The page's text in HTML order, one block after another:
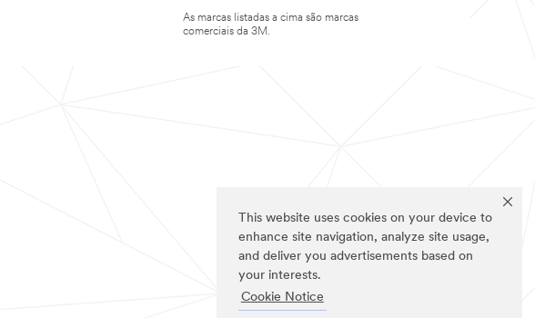
This website uses cookies on your device to
enhance site navigation, analyze site usage,
and deliver you advertisements based on
your interests.
Cookie Notice
As marcas listadas a cima são marcas
comerciais da 3M.